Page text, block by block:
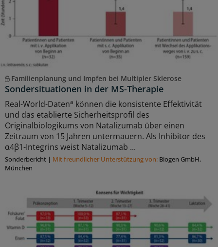
Familienplanung und Impfen bei Multipler Sklerose
Sondersituationen in der MS-Therapie
Real-World-Datena können die konsistente Effektivität
und das etablierte Sicherheitsprofil des
Originalbiologikums von Natalizumab über einen
Zeitraum von 15 Jahren untermauern. Als Inhibitor des
α4β1-Integrins weist Natalizumab ...
Sonderbericht | Mit freundlicher Unterstützung von: Biogen GmbH,
München